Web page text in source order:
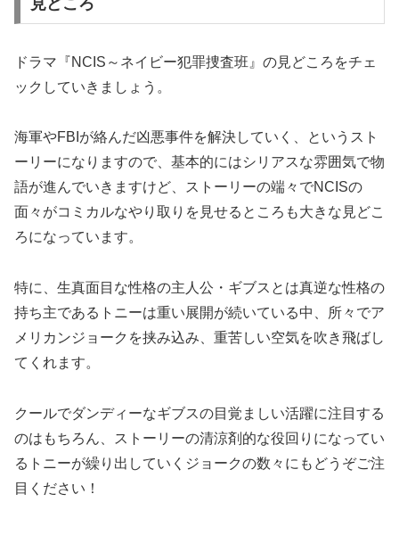
ドラマ『NCIS～ネイビー犯罪捜査班』の見どころをチェ
ックしていきましょう。
海軍やFBIが絡んだ凶悪事件を解決していく、というスト
ーリーになりますので、基本的にはシリアスな雰囲気で物
語が進んでいきますけど、ストーリーの端々でNCISの
面々がコミカルなやり取りを見せるところも大きな見どこ
ろになっています。
特に、生真面目な性格の主人公・ギブスとは真逆な性格の
持ち主であるトニーは重い展開が続いている中、所々でア
メリカンジョークを挟み込み、重苦しい空気を吹き飛ばし
てくれます。
クールでダンディーなギブスの目覚ましい活躍に注目する
のはもちろん、ストーリーの清涼剤的な役回りになってい
るトニーが繰り出していくジョークの数々にもどうぞご注
目ください！